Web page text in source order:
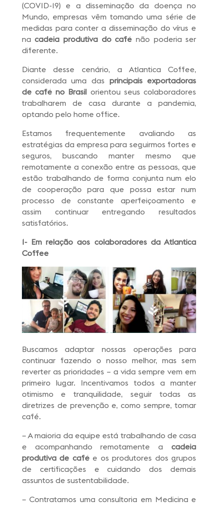
(COVID-19) e a disseminação da doença no
Mundo, empresas vêm tomando uma série de
medidas para conter a disseminação do vírus e
nacadeia produtiva do café não poderia ser
diferente.
Diante desse cenário, a Atlantica Coffee,
considerada uma das principais exportadoras
de café no Brasil orientou seus colaboradores
trabalharem de casa durante a pandemia,
optando pelo home office.
Estamos frequentemente avaliando as
estratégias da empresa para seguirmos fortes e
seguros, buscando manter mesmo que
remotamente a conexão entre as pessoas, que
estão trabalhando de forma conjunta num elo
de cooperação para que possa estar num
processo de constante aperfeiçoamento e
assim continuar entregando resultados
satisfatórios.
1- Em relação aos colaboradores da Atlantica
Coffee
Buscamos adaptar nossas operações para
continuar fazendo o nosso melhor, mas sem
reverter as prioridades – a vida sempre vem em
primeiro lugar. Incentivamos todos a manter
otimismo e tranquilidade, seguir todas as
diretrizes de prevenção e, como sempre, tomar
café.
– A maioria da equipe está trabalhando de casa
e acompanhando remotamente acadeia
produtiva de cafée os produtores dos grupos
de certificações e cuidando dos demais
assuntos de sustentabilidade.
– Contratamos uma consultoria em Medicina e